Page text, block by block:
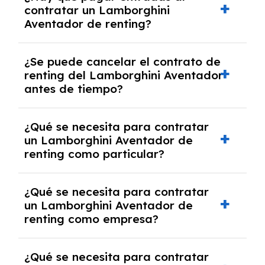
riesgo sin franquicia incluido dentro de las
cuotas mensuales.
contratar un Lamborghini
Aventador de renting?
tendrás que pagar ningún tipo de entrada
salvo en casos que lo exija el proveedor
debido al resultado del estudio de viabilidad
económica.
¿Se puede cancelar el contrato de
renting del Lamborghini Aventador
antes de tiempo?
pero puede haber penalizaciones por
cancelación anticipada. Es importante revisar
las condiciones del contrato y hablar con un
experto que te asesore.
¿Qué se necesita para contratar
un Lamborghini Aventador de
renting como particular?
y, en algunos casos, una consulta de solvencia
crediticia y un pago inicial.
¿Qué se necesita para contratar
un Lamborghini Aventador de
renting como empresa?
documentación financiera y, en algunos
¿Qué se necesita para contratar